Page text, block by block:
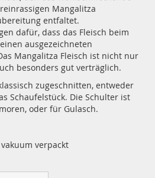
Mangalitza
entfaltet.
dafür, dass das Fleisch beim
ausgezeichneten
Mangalitza Fleisch ist nicht nur
besonders gut verträglich.
zugeschnitten, entweder
Schaufelstück. Die Schulter ist
oder für Gulasch.
verpackt